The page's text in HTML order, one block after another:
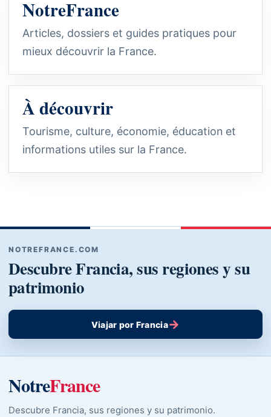
NotreFrance
Articles, dossiers et guides pratiques pour
mieux découvrir la France.
À découvrir
Tourisme, culture, économie, éducation et
informations utiles sur la France.
NOTREFRANCE.COM
Descubre Francia, sus regiones y su
patrimonio
Viajar por Francia→
NotreFrance
Descubre Francia, sus regiones y su patrimonio.